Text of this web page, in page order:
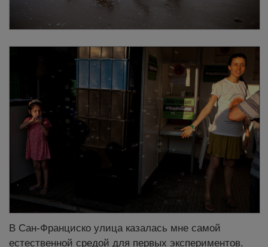
В Сан-Франциско улица казалась мне самой
естественной средой для первых экспериментов.